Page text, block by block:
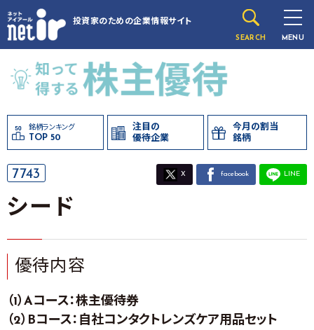
投資家のための企業情報サイト
SEARCH MENU
銘柄ランキング
TOP 50
注目の
優待企業
今月の割当
銘柄
7743 X facebook LINE
シード
優待内容
（1）Aコース：株主優待券
（2）Bコース：自社コンタクトレンズケア用品セット